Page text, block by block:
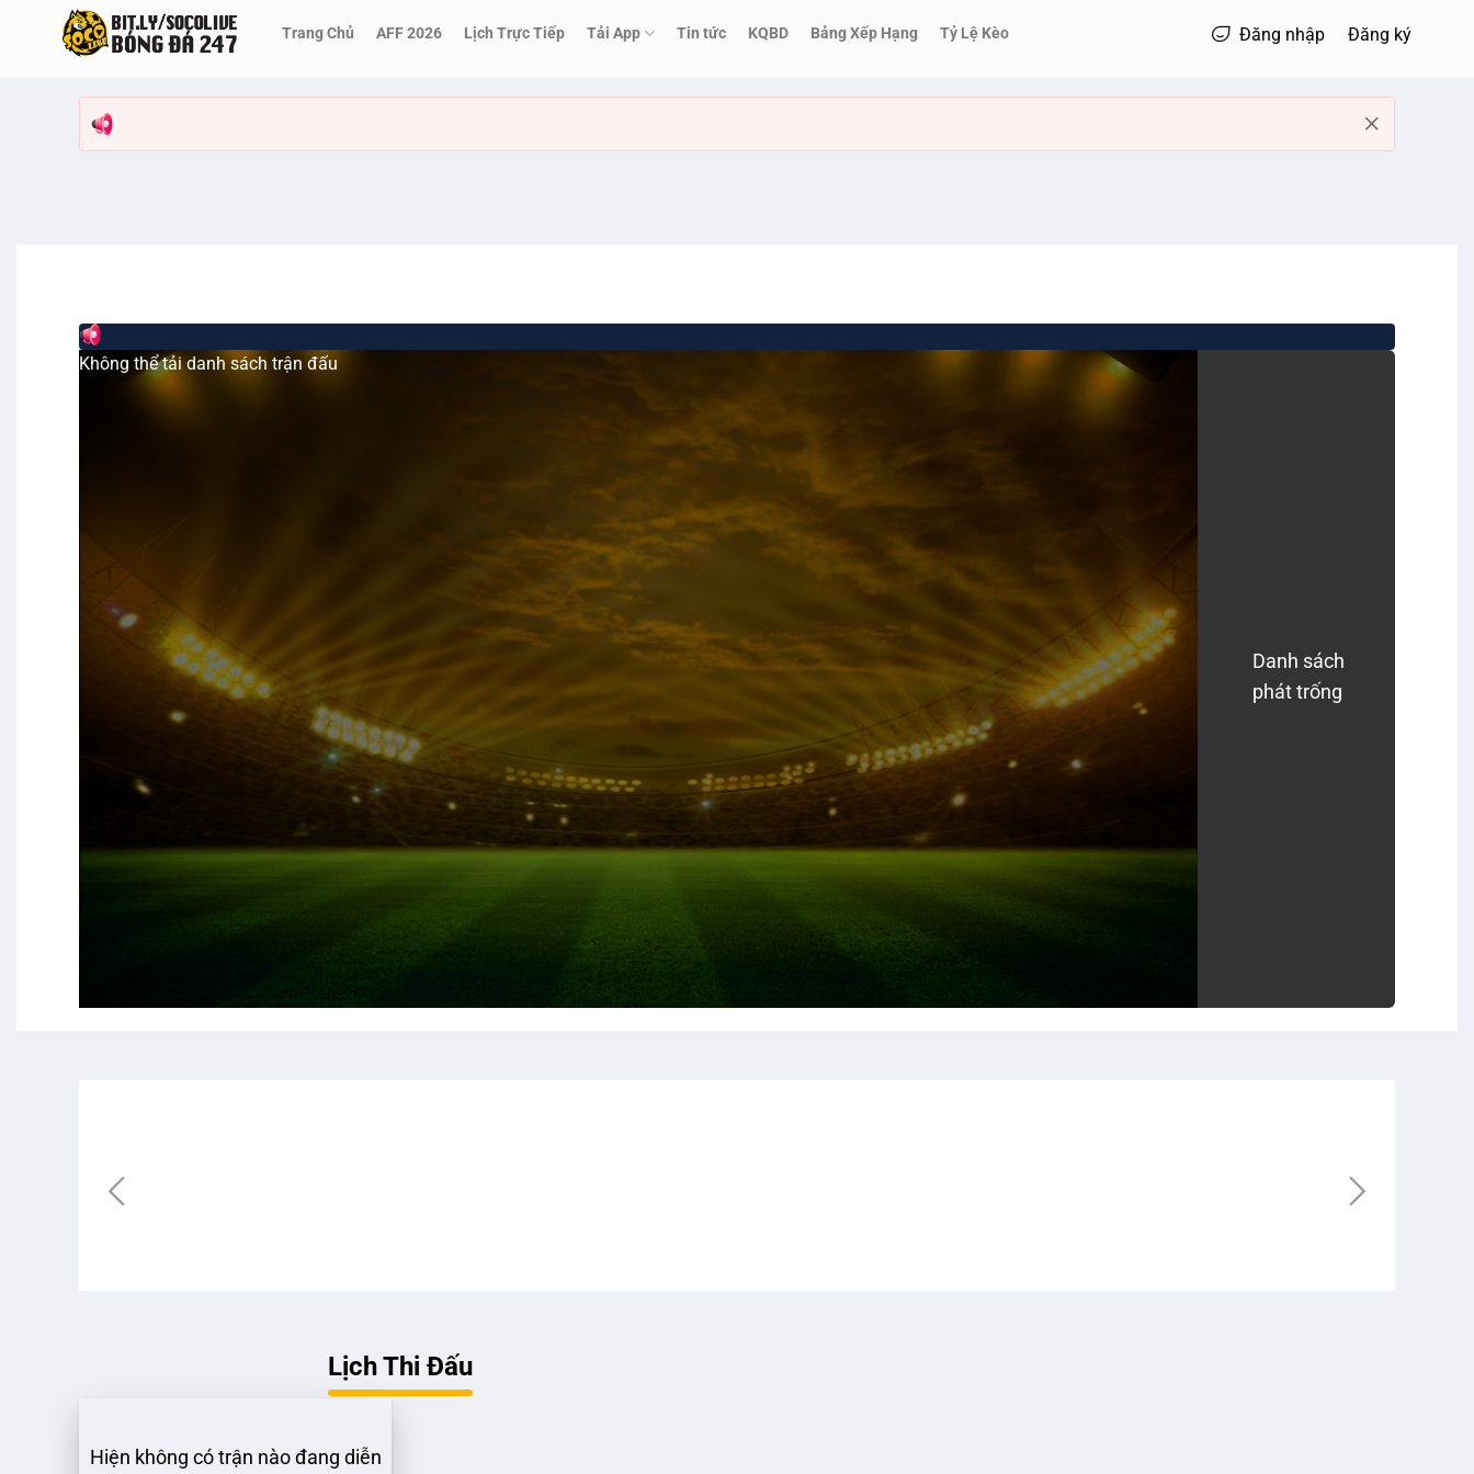
Trang Chủ AFF 2026 Lịch Trực Tiếp Tải App Tin tức KQBD Bảng Xếp Hạng Tỷ Lệ Kèo Đăng nhập Đăng ký
Không thể tải danh sách trận đấu
Danh sách
phát trống
Lỗi khi tải danh sách bình luận viên
Lịch Thi Đấu
Hiện không có trận nào đang diễn